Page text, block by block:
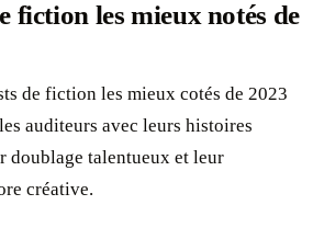
fiction les mieux notés de
de fiction les mieux cotés de 2023
auditeurs avec leurs histoires
doublage talentueux et leur
créative.